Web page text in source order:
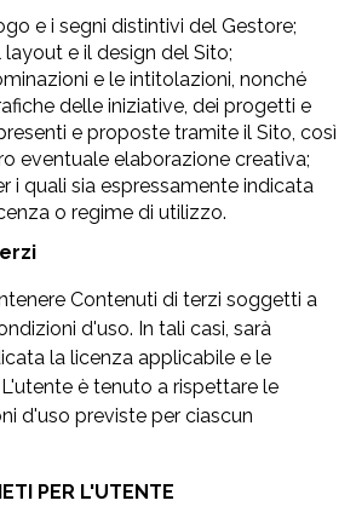
e i segni distintivi del Gestore;
layout e il design del Sito;
e le intitolazioni, nonché
delle iniziative, dei progetti e
e proposte tramite il Sito, così
eventuale elaborazione creativa;
i quali sia espressamente indicata
o regime di utilizzo.
Contenuti di terzi soggetti a
d'uso. In tali casi, sarà
la licenza applicabile e le
è tenuto a rispettare le
d'uso previste per ciascun
PER L'UTENTE